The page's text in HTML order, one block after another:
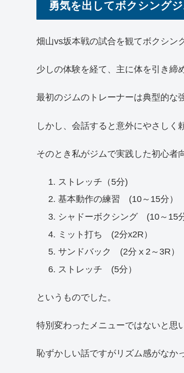
勇気を出してボクシング
畑山vs坂本戦の試合を観てボクシン
少しの体験を経て、主に体を引き締
最初のジムのトレーナーは典型的な
しかし、会話すると意外にやさしく
そのとき私がジムで実践した初心者
ストレッチ（5分)
基本動作の練習 (10～15分）
シャドーボクシング (10～15分
ミット打ち (2分x2R）
サンドバック (2分ⅹ2～3R）
ストレッチ (5分）
というものでした。
特別変わったメニューではないと思
恥ずかしい話ですがリズム感がなか